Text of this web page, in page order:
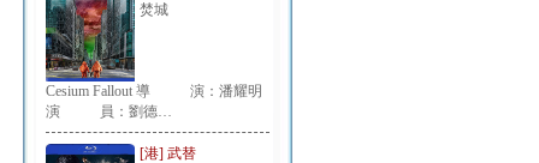
焚城
Cesium Fallout 導 演：潘耀明
演 員：劉德…
[港] 武替